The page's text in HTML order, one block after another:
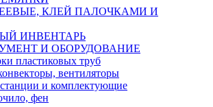
КЛЕЙ ПАЛОЧКАМИ И
ИНВЕНТАРЬ
И ОБОРУДОВАНИЕ
пластиковых труб
вентиляторы
и комплектующие
фен